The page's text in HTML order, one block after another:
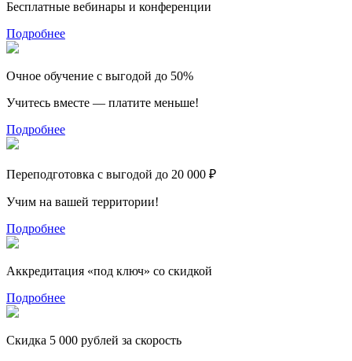
Бесплатные вебинары и конференции
Подробнее
Очное обучение с выгодой до 50%
Учитесь вместе — платите меньше!
Подробнее
Переподготовка с выгодой до 20 000 ₽
Учим на вашей территории!
Подробнее
Аккредитация «под ключ» со скидкой
Подробнее
Скидка 5 000 рублей за скорость